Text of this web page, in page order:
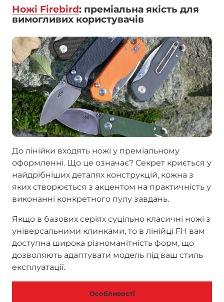
Ножі Firebird: преміальна якість для
вимогливих користувачів
До лінійки входять ножі у преміальному
оформленні. Що це означає? Секрет криється у
найдрібніших деталях конструкцій, кожна з
яких створюється з акцентом на практичність у
виконанні конкретного пулу завдань.
Якщо в базових серіях суцільно класичні ножі з
універсальними клинками, то в лінійці FH вам
доступна широка різноманітність форм, що
дозволяють адаптувати модель під ваш стиль
експлуатації.
Особливості